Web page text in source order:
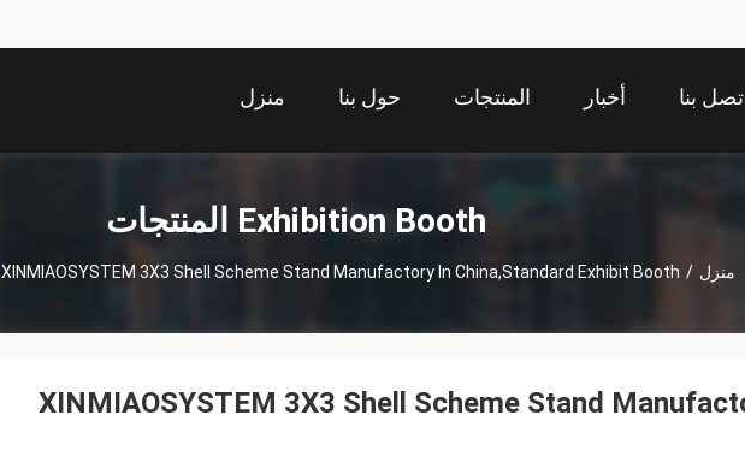
منزل حول بنا المنتجات أخبار بنا
Exhibition Booth المنتجات
منزل /
XINMIAOSYSTEM 3X3 Shell Scheme Stand Manufactory In China,Standard Exhibit Booth
XINMIAOSYSTEM 3X3 Shell Scheme Stand